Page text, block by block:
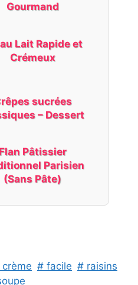
Gourmand
Lait Rapide et
Crémeux
sucrées
– Dessert
Flan Pâtissier
Parisien
(Sans Pâte)
# facile # raisins